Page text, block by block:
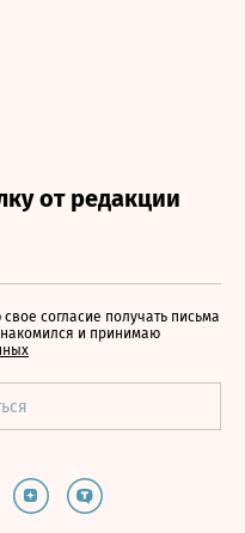
согласие получать письма
и принимаю